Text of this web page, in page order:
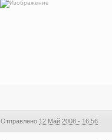
Отправлено 12 Май 2008 - 16:56